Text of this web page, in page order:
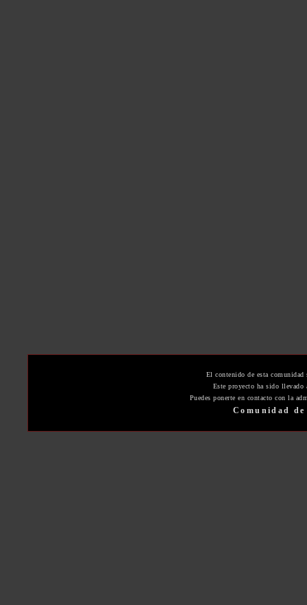
El contenido de esta
Este proyecto ha sido
Puedes ponerte en contacto con la
Comunidad